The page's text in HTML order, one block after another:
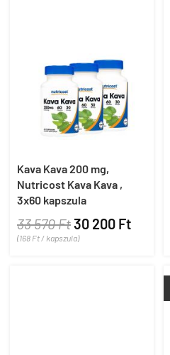
Kava Kava 200 mg,
Nutricost Kava Kava ,
3x60 kapszula
33 570 Ft30 200 Ft
(168 Ft / kapszula)